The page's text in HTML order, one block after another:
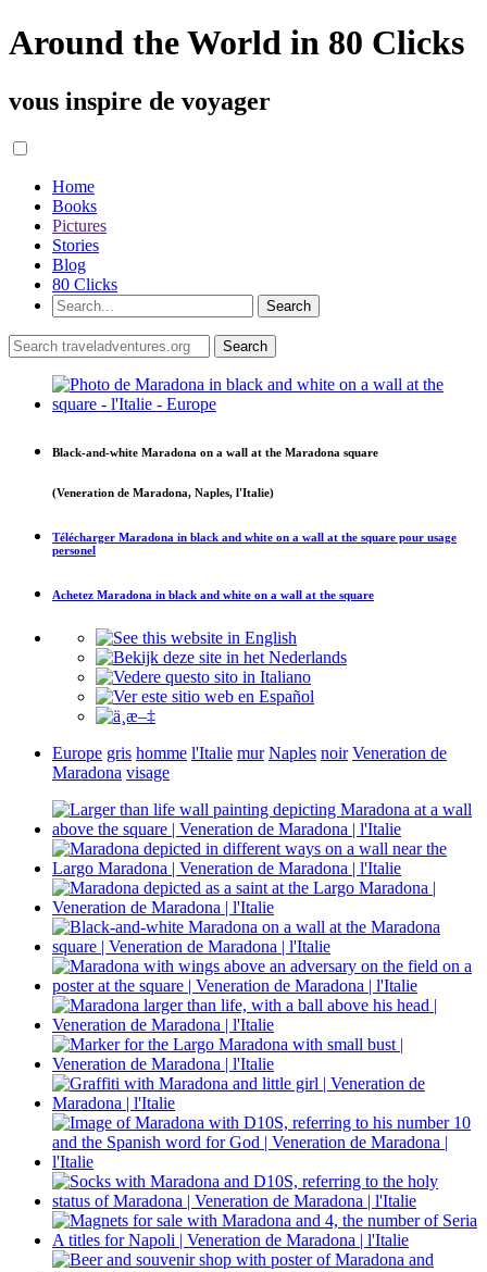
Around the World in 80 Clicks
vous inspire de voyager
Home
Books
Pictures
Stories
Blog
80 Clicks
Black-and-white Maradona on a wall at the Maradona square
(Veneration de Maradona, Naples, l'Italie)
Télécharger Maradona in black and white on a wall at the square pour usage
personel
Achetez Maradona in black and white on a wall at the square
Europe gris homme l'Italie mur Naples noir Veneration de
Maradona visage